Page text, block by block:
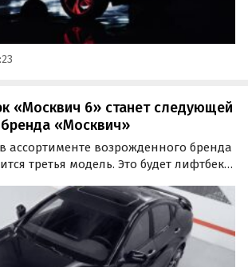
«Москвич 6» станет следующей
«Москвич»
ассортименте возрожденного бренда
третья модель. Это будет лифтбек
собой перелицованную версию